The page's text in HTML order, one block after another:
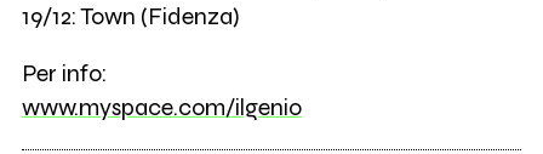
19/12: Town (Fidenza)
Per info:
www.myspace.com/ilgenio